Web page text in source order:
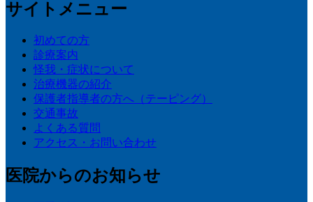
サイトメニュー
初めての方
診療案内
怪我・症状について
治療機器の紹介
保護者指導者の方へ（テーピング）
交通事故
よくある質問
アクセス・お問い合わせ
医院からのお知らせ